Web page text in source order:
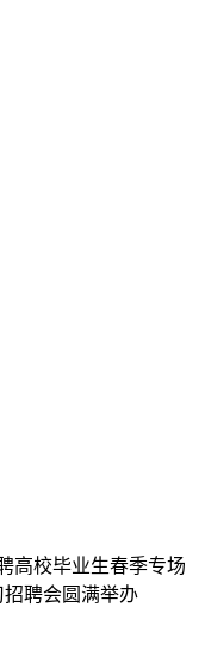
高校毕业生春季专场
聘会圆满举办